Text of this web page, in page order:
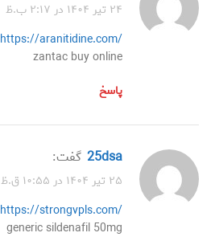
۲۴ تیر ۱۴۰۴ در ۲:۱۷ ب.ظ
https://aranitidine.com/
zantac buy online
پاسخ
25dsa گفت:
۲۵ تیر ۱۴۰۴ در ۱۰:۵۵ ق.ظ
https://strongvpls.com/
generic sildenafil 50mg